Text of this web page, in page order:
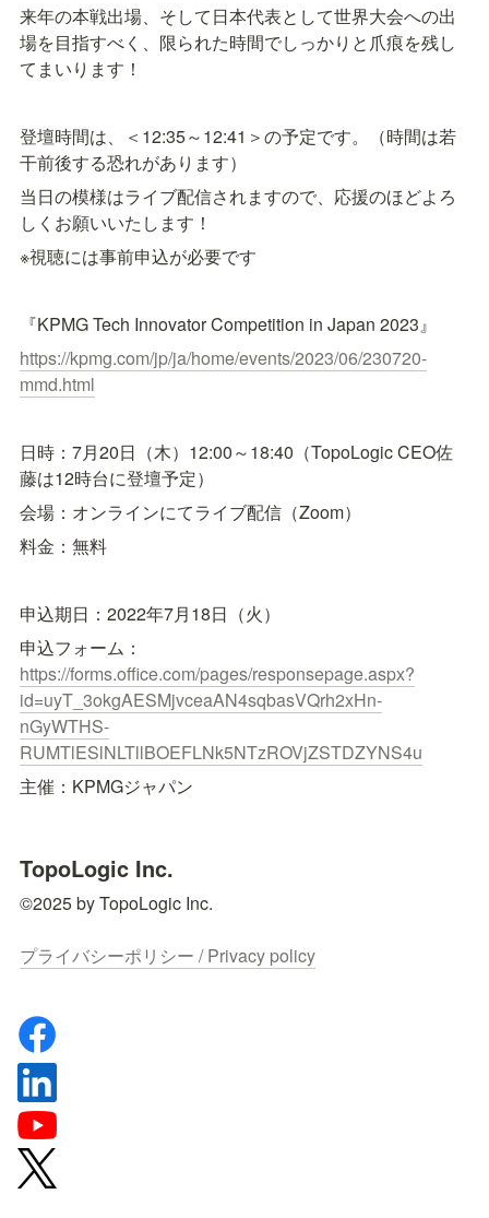
来年の本戦出場、そして日本代表として世界大会への出
場を目指すべく、限られた時間でしっかりと爪痕を残し
てまいります！
登壇時間は、＜12:35～12:41＞の予定です。（時間は若
干前後する恐れがあります）
当日の模様はライブ配信されますので、応援のほどよろ
しくお願いいたします！
※視聴には事前申込が必要です
『KPMG Tech Innovator Competition in Japan 2023』
https://kpmg.com/jp/ja/home/events/2023/06/230720-
mmd.html
日時：7月20日（木）12:00～18:40（TopoLogic CEO佐
藤は12時台に登壇予定）
会場：オンラインにてライブ配信（Zoom）
料金：無料
申込期日：2022年7月18日（火）
申込フォーム：
https://forms.office.com/pages/responsepage.aspx?
id=uyT_3okgAESMjvceaAN4sqbasVQrh2xHn-
nGyWTHS-
RUMTlESlNLTllBOEFLNk5NTzROVjZSTDZYNS4u
主催：KPMGジャパン
TopoLogic Inc.
©2025 by TopoLogic Inc.
プライバシーポリシー / Privacy policy